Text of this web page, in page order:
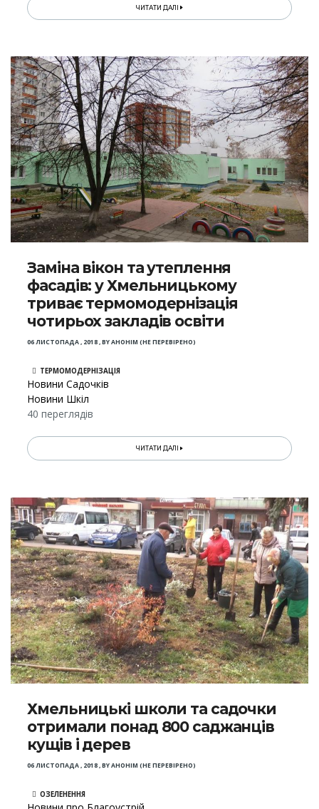
ЧИТАТИ ДАЛІ
Заміна вікон та утеплення
фасадів: у Хмельницькому
триває термомодернізація
чотирьох закладів освіти
06 ЛИСТОПАДА , 2018,BYАНОНІМ (НЕ ПЕРЕВІРЕНО)
ТЕРМОМОДЕРНІЗАЦІЯ
Новини Садочків
Новини Шкіл
40 переглядів
ЧИТАТИ ДАЛІ
Хмельницькі школи та садочки
отримали понад 800 саджанців
кущів і дерев
06 ЛИСТОПАДА , 2018,BYАНОНІМ (НЕ ПЕРЕВІРЕНО)
ОЗЕЛЕНЕННЯ